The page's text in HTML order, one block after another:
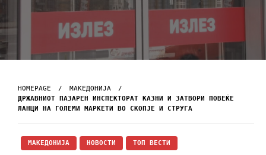
HOMEPAGE
МАКЕДОНИЈА
ДРЖАВНИОТ ПАЗАРЕН ИНСПЕКТОРАТ КАЗНИ И ЗАТВОРИ ПОВЕЌЕ
ЛАНЦИ НА ГОЛЕМИ МАРКЕТИ ВО СКОПЈЕ И СТРУГА
МАКЕДОНИЈА НОВОСТИ ТОП ВЕСТИ